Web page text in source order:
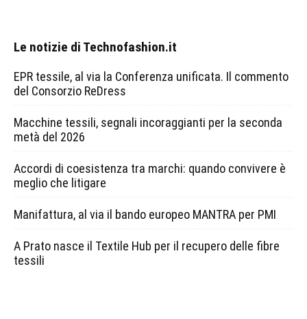
Le notizie di Technofashion.it
EPR tessile, al via la Conferenza unificata. Il commento
del Consorzio ReDress
Macchine tessili, segnali incoraggianti per la seconda
metà del 2026
Accordi di coesistenza tra marchi: quando convivere è
meglio che litigare
Manifattura, al via il bando europeo MANTRA per PMI
A Prato nasce il Textile Hub per il recupero delle fibre
tessili